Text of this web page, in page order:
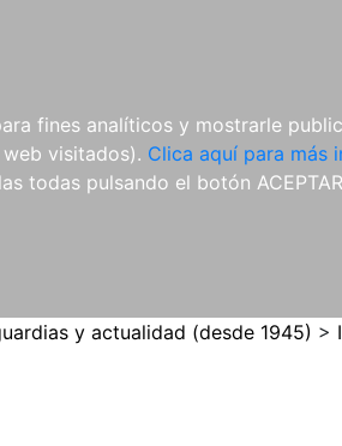
fines analíticos y mostrarle
visitados). Clica aquí para más
todas pulsando el botón
EDICIONES
REVISTAS
CDS
DVDS
y actualidad (desde 1945) >